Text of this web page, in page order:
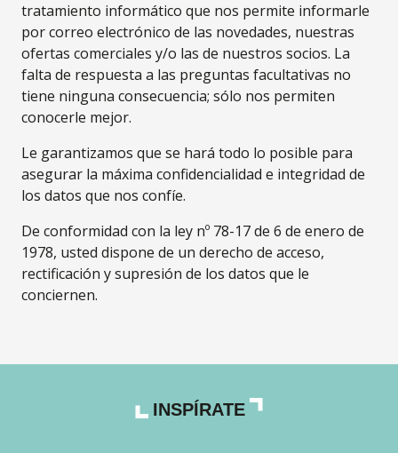
tratamiento informático que nos permite informarle
por correo electrónico de las novedades, nuestras
ofertas comerciales y/o las de nuestros socios. La
falta de respuesta a las preguntas facultativas no
tiene ninguna consecuencia; sólo nos permiten
conocerle mejor.
Le garantizamos que se hará todo lo posible para
asegurar la máxima confidencialidad e integridad de
los datos que nos confíe.
De conformidad con la ley nº 78-17 de 6 de enero de
1978, usted dispone de un derecho de acceso,
rectificación y supresión de los datos que le
conciernen.
INSPÍRATE